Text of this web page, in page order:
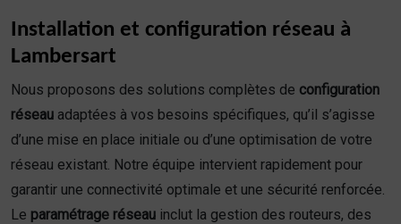
Installation et configuration réseau à
Lambersart
Nous proposons des solutions complètes de configuration
réseau adaptées à vos besoins spécifiques, qu’il s’agisse
d’une mise en place initiale ou d’une optimisation de votre
réseau existant. Notre équipe intervient rapidement pour
garantir une connectivité optimale et une sécurité renforcée.
Le paramétrage réseau inclut la gestion des routeurs, des